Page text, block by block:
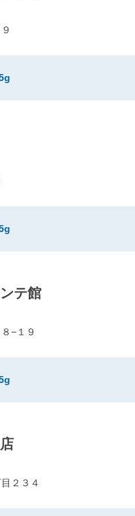
テ館
−１９
２３４